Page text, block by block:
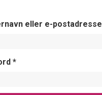
eller e-postadresse
*Påkrevd